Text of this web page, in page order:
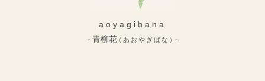
aoyagibana
青柳花（あおやぎばな）